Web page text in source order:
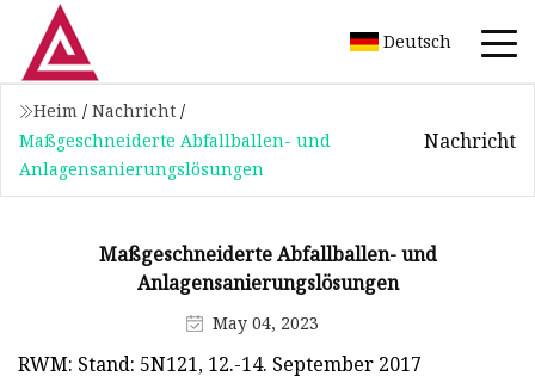
Deutsch
Heim / Nachricht /
Maßgeschneiderte Abfallballen- und
Anlagensanierungslösungen
Nachricht
Maßgeschneiderte Abfallballen- und
Anlagensanierungslösungen
May 04, 2023
RWM: Stand: 5N121, 12.-14. September 2017